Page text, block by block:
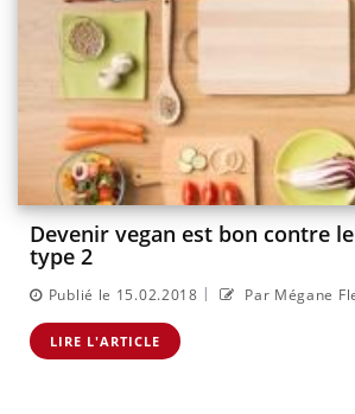
Devenir vegan est bon contre
type 2
Publié le 15.02.2018 | Par Mégane
LIRE L'ARTICLE